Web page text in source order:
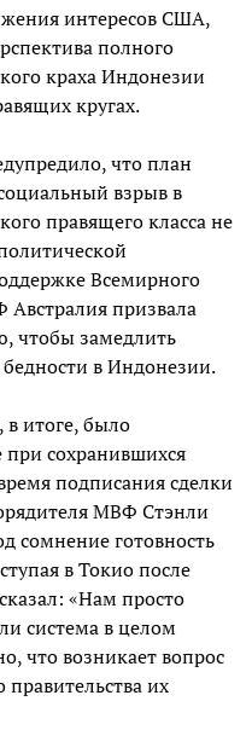
интересов США,
полного
краха Индонезии
кругах.
что план
взрыв в
правящего класса не
Всемирного
призвала
чтобы замедлить
в Индонезии.
в итоге, было
при сохранившихся
подписания сделки
МВФ Стэнли
сомнение готовность
в Токио после
«Нам просто
система в целом
что возникает вопрос
их